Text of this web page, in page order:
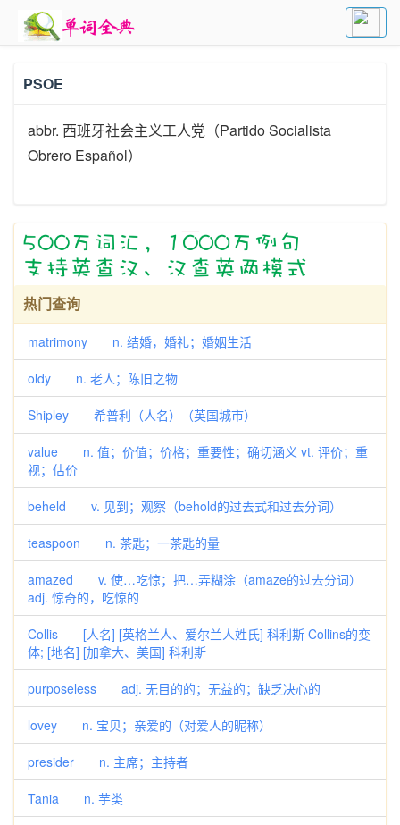
PSOE
abbr. 西班牙社会主义工人党（Partido Socialista
Obrero Español）
热门查询
matrimony n. 结婚，婚礼；婚姻生活
oldy n. 老人；陈旧之物
Shipley 希普利（人名）（英国城市）
value n. 值；价值；价格；重要性；确切涵义 vt. 评价；重
视；估价
beheld v. 见到；观察（behold的过去式和过去分词）
teaspoon n. 茶匙；一茶匙的量
amazed v. 使…吃惊；把…弄糊涂（amaze的过去分词）
adj. 惊奇的，吃惊的
Collis [人名] [英格兰人、爱尔兰人姓氏] 科利斯 Collins的变
体; [地名] [加拿大、美国] 科利斯
purposeless adj. 无目的的；无益的；缺乏决心的
lovey n. 宝贝；亲爱的（对爱人的昵称）
presider n. 主席；主持者
Tania n. 芋类